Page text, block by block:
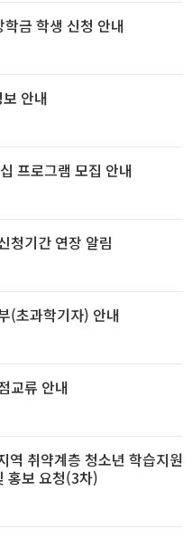
금 학생 신청 안내
안내
프로그램 모집 안내
청기간 연장 알림
(초과학기자) 안내
교류 안내
취약계층 청소년 학습지원
홍보 요청(3차)